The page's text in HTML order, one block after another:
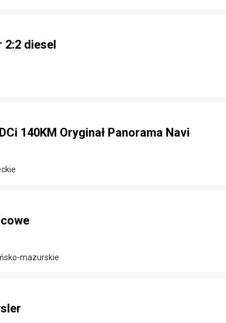
2:2 diesel
140KM Oryginał Panorama Navi
mazurskie